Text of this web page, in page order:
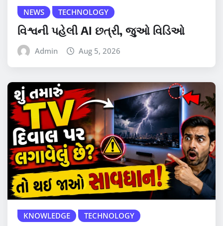
NEWS TECHNOLOGY
વિશ્વની પહેલી AI છત્રી, જુઓ વિડિઓ
Admin Aug 5, 2026
KNOWLEDGE TECHNOLOGY